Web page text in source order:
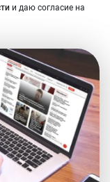
и даю согласие на